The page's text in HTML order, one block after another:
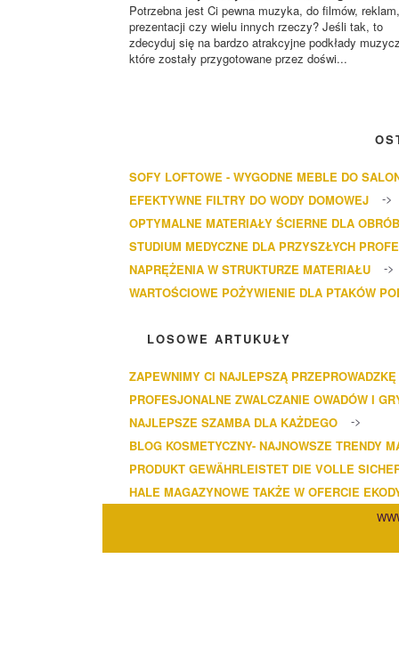
Potrzebna jest Ci pewna muzyka, do filmów, reklam,
prezentacji czy wielu innych rzeczy? Jeśli tak, to
zdecyduj się na bardzo atrakcyjne podkłady
które zostały przygotowane przez doświ...
SOFY LOFTOWE - WYGODNE MEBLE DO
EFEKTYWNE FILTRY DO WODY DOMOWEJ
OPTYMALNE MATERIAŁY ŚCIERNE DLA
STUDIUM MEDYCZNE DLA PRZYSZŁYCH
NAPRĘŻENIA W STRUKTURZE MATERIAŁU
WARTOŚCIOWE POŻYWIENIE DLA PTAKÓW
LOSOWE ARTUKUŁY
ZAPEWNIMY CI NAJLEPSZĄ PRZEPROWADZKĘ
PROFESJONALNE ZWALCZANIE OWADÓW I
NAJLEPSZE SZAMBA DLA KAŻDEGO
BLOG KOSMETYCZNY- NAJNOWSZE TRENDY
PRODUKT GEWÄHRLEISTET DIE VOLLE
HALE MAGAZYNOWE TAKŻE W OFERCIE